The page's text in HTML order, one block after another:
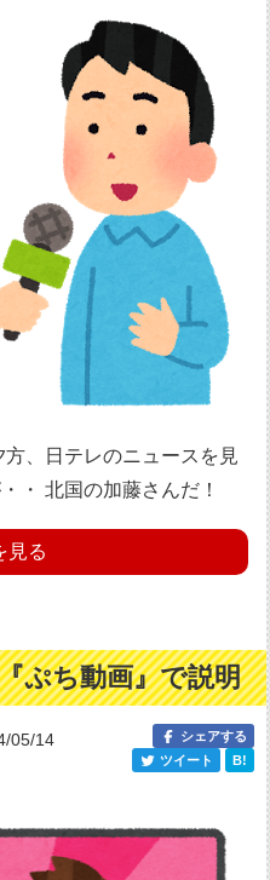
、日テレのニュースを見
・ 北国の加藤さんだ！
見る
ぷち動画』で説明
05/14
シェアする
ツイート
B!